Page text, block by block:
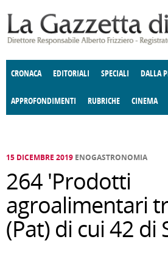
CRONACA EDITORIALI SPECIALI DALLA
APPROFONDIMENTI
E SPETTACOLI POLITICA
RUBRICHE
DELLE IDEE FATTI DELLO SPIRITO CCCVA
CINEMA
15 DICEMBRE 2019 ENOGASTRONOMIA
264 'Prodotti
agroalimentari
(Pat) di cui 42 di